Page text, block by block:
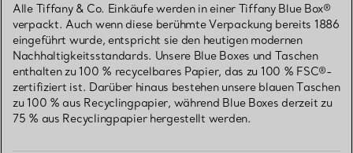
Alle Tiffany & Co. Einkäufe werden in einer Tiffany Blue Box®
verpackt. Auch wenn diese berühmte Verpackung bereits 1886
eingeführt wurde, entspricht sie den heutigen modernen
Nachhaltigkeitsstandards. Unsere Blue Boxes und Taschen
enthalten zu 100 % recycelbares Papier, das zu 100 % FSC®-
zertifiziert ist. Darüber hinaus bestehen unsere blauen Taschen
zu 100 % aus Recyclingpapier, während Blue Boxes derzeit zu
75 % aus Recyclingpapier hergestellt werden.